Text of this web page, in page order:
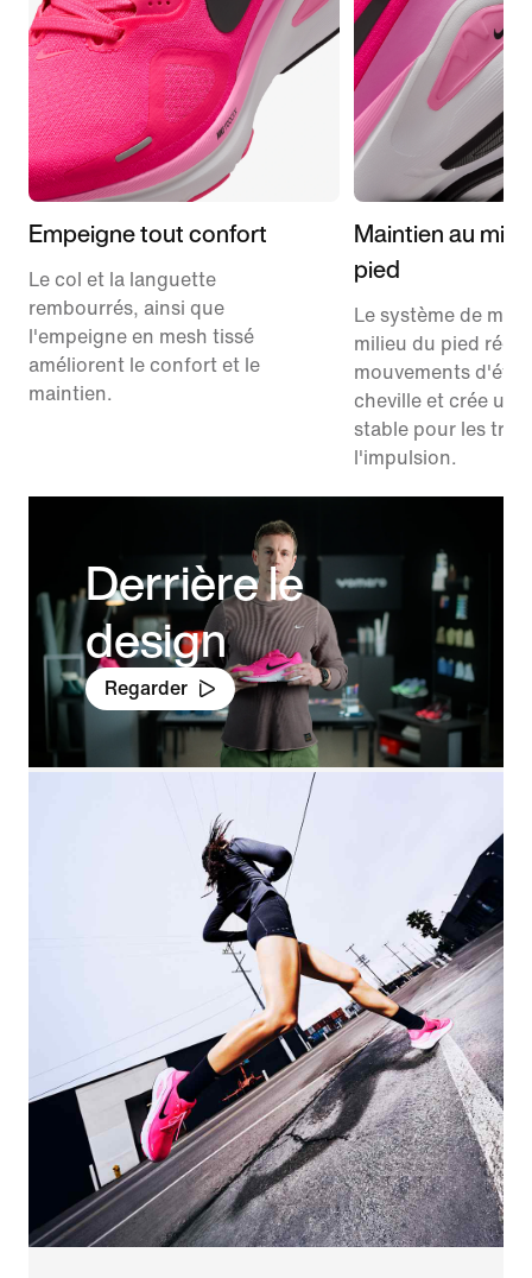
Empeigne tout confort
Le col et la languette
rembourrés, ainsi que
l'empeigne en mesh tissé
améliorent le confort et le
maintien.
Maintien au
pied
Le système de
milieu du pied
mouvements
cheville et crée une
stable pour les
l'impulsion.
Derrière le
design
Regarder